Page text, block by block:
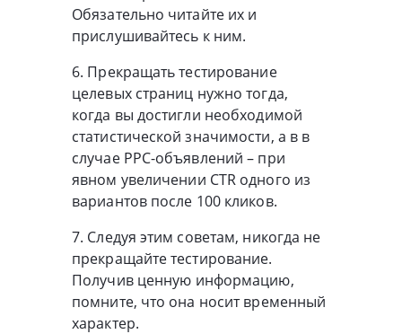
Обязательно читайте их и
прислушивайтесь к ним.
6. Прекращать тестирование
целевых страниц нужно тогда,
когда вы достигли необходимой
статистической значимости, а в в
случае PPC-объявлений – при
явном увеличении CTR одного из
вариантов после 100 кликов.
7. Следуя этим советам, никогда не
прекращайте тестирование.
Получив ценную информацию,
помните, что она носит временный
характер.